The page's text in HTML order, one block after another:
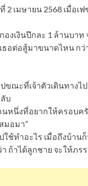
เมษายน 2568 เมื่อเ
งเงินปึกละ 1 ล้านบา
อต่อสู้มาขนาดไหน ก
ณะที่เจ้าตัวเดินทางไ
บ
หนึ่งที่อยากให้ครอบค
มอมา”
ช้ทำอะไร เมื่อถึงบ้าน
ถ้าได้ลูกชาย จะให้ภร